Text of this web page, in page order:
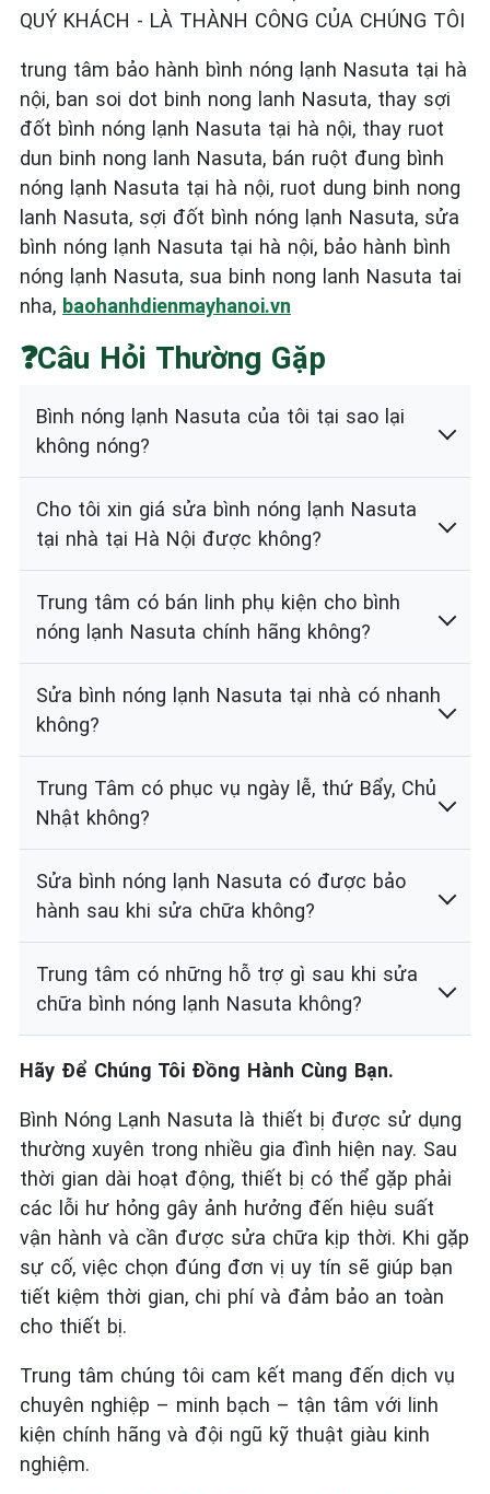
QUÝ KHÁCH - LÀ THÀNH CÔNG CỦA CHÚNG TÔI
trung tâm bảo hành bình nóng lạnh Nasuta tại hà
nội, ban soi dot binh nong lanh Nasuta, thay sợi
đốt bình nóng lạnh Nasuta tại hà nội, thay ruot
dun binh nong lanh Nasuta, bán ruột đung bình
nóng lạnh Nasuta tại hà nội, ruot dung binh nong
lanh Nasuta, sợi đốt bình nóng lạnh Nasuta, sửa
bình nóng lạnh Nasuta tại hà nội, bảo hành bình
nóng lạnh Nasuta, sua binh nong lanh Nasuta tai
nha, baohanhdienmayhanoi.vn
❓Câu Hỏi Thường Gặp
Bình nóng lạnh Nasuta của tôi tại sao lại
không nóng?
Cho tôi xin giá sửa bình nóng lạnh Nasuta
tại nhà tại Hà Nội được không?
Trung tâm có bán linh phụ kiện cho bình
nóng lạnh Nasuta chính hãng không?
Sửa bình nóng lạnh Nasuta tại nhà có nhanh
không?
Trung Tâm có phục vụ ngày lễ, thứ Bẩy, Chủ
Nhật không?
Sửa bình nóng lạnh Nasuta có được bảo
hành sau khi sửa chữa không?
Trung tâm có những hỗ trợ gì sau khi sửa
chữa bình nóng lạnh Nasuta không?
Hãy Để Chúng Tôi Đồng Hành Cùng Bạn.
Bình Nóng Lạnh Nasuta là thiết bị được sử dụng
thường xuyên trong nhiều gia đình hiện nay. Sau
thời gian dài hoạt động, thiết bị có thể gặp phải
các lỗi hư hỏng gây ảnh hưởng đến hiệu suất
vận hành và cần được sửa chữa kịp thời. Khi gặp
sự cố, việc chọn đúng đơn vị uy tín sẽ giúp bạn
tiết kiệm thời gian, chi phí và đảm bảo an toàn
cho thiết bị.
Trung tâm chúng tôi cam kết mang đến dịch vụ
chuyên nghiệp – minh bạch – tận tâm với linh
kiện chính hãng và đội ngũ kỹ thuật giàu kinh
nghiệm.